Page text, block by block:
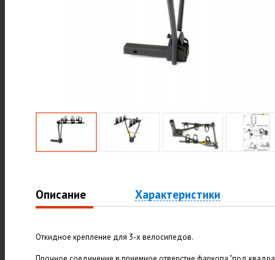
Описание Характеристики
Откидное крепление для 3-х велосипедов.